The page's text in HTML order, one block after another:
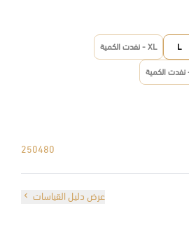
L
XL - نفدت الكمية
250480
عرض دليل القياسات